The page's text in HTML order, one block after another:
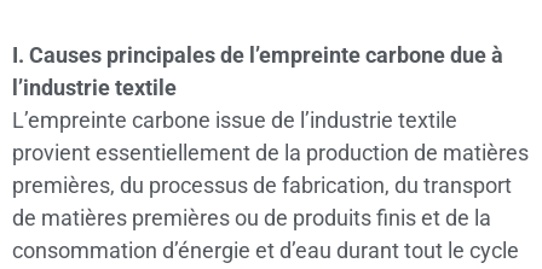
I. Causes principales de l’empreinte carbone due à
l’industrie textile
L’empreinte carbone issue de l’industrie textile
provient essentiellement de la production de matières
premières, du processus de fabrication, du transport
de matières premières ou de produits finis et de la
consommation d’énergie et d’eau durant tout le cycle